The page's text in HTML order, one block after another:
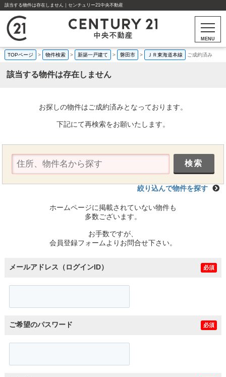
該当する物件は存在しません｜センチュリー21中央不動産
MENU
TOPページ > 物件検索 > 新築一戸建て > 磐田市 > ＪＲ東海道本線 ご成約済み
該当する物件は存在しません
お探しの物件はご成約済みとなっております。
下記にて再検索をお願いたします。
絞り込んで物件を探す
ホームページに掲載されていない物件も
多数ございます。
お手数ですが、
会員登録フォームよりお問合せ下さい。
メールアドレス（ログインID） 必須
ご希望のパスワード 必須